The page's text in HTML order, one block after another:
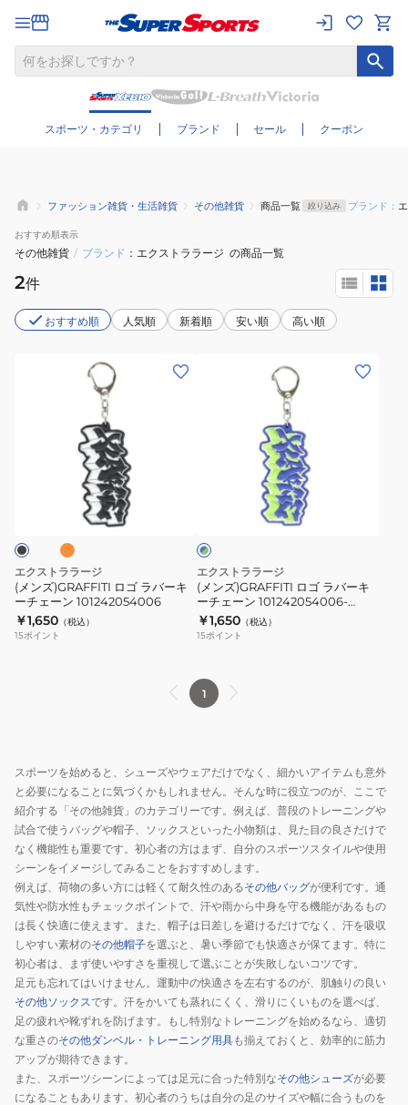
スポーツ・カテゴリ ブランド セール クーポン
さらに絞り込む
ファッション雑貨・生活雑貨 その他雑貨 商品一覧 絞り込み ブランド：
おすすめ順表示
その他雑貨 / ブランド エクストララージ の商品一覧
2件
おすすめ順 人気順 新着順 安い順 高い順
キ
ー
チ
ェ
ー
エクストララージ
(メンズ)GRAFFITI ロゴ ラバーキ
ーチェーン 101242054006
￥1,650 （税込）
15ポイント
キ
ー
チ
ェ
ー
NAVY
ブ
ル
ー
グ
リ
ー
ン
エクストララージ
(メンズ)GRAFFITI ロゴ ラバーキ
ーチェーン 101242054006-
NAVY
￥1,650 （税込）
15ポイント
1
スポーツを始めると、シューズやウェアだけでなく、細かいアイテムも意外
と必要になることに気づくかもしれません。そんな時に役立つのが、ここで
紹介する「その他雑貨」のカテゴリーです。例えば、普段のトレーニングや
試合で使うバッグや帽子、ソックスといった小物類は、見た目の良さだけで
なく機能性も重要です。初心者の方はまず、自分のスポーツスタイルや使用
シーンをイメージしてみることをおすすめします。
例えば、荷物の多い方には軽くて耐久性のあるその他バッグが便利です。通
気性や防水性もチェックポイントで、汗や雨から中身を守る機能があるもの
は長く快適に使えます。また、帽子は日差しを避けるだけでなく、汗を吸収
しやすい素材のその他帽子を選ぶと、暑い季節でも快適さが保てます。特に
初心者は、まず使いやすさを重視して選ぶことが失敗しないコツです。
足元も忘れてはいけません。運動中の快適さを左右するのが、肌触りの良い
その他ソックスです。汗をかいても蒸れにくく、滑りにくいものを選べば、
足の疲れや靴ずれを防げます。もし特別なトレーニングを始めるなら、適切
な重さのその他ダンベル・トレーニング用具も揃えておくと、効率的に筋力
アップが期待できます。
また、スポーツシーンによっては足元に合った特別なその他シューズが必要
になることもあります。初心者のうちは自分の足のサイズや幅に合うものを